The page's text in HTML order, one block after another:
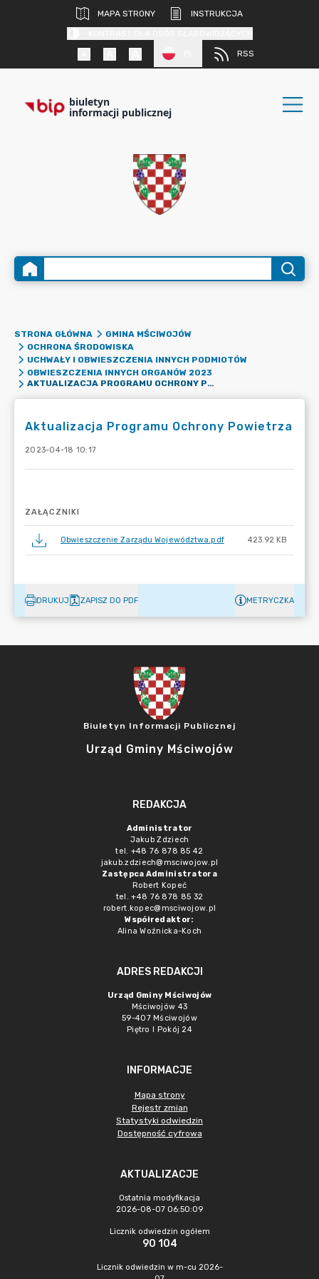
MAPA STRONY
INSTRUKCJA
RSS
biuletyn
informacji publicznej
STRONA GŁÓWNA
GMINA MŚCIWOJÓW
OCHRONA ŚRODOWISKA
UCHWAŁY I OBWIESZCZENIA INNYCH PODMIOTÓW
OBWIESZCZENIA INNYCH ORGANÓW 2023
AKTUALIZACJA PROGRAMU OCHRONY POWIETRZA
Aktualizacja Programu Ochrony Powietrza
2023-04-18 10:17
ZAŁĄCZNIKI
Obwieszczenie Zarządu Województwa.pdf 423.92 KB
DRUKUJ ZAPISZ DO PDF METRYCZKA
Biuletyn Informacji Publicznej
Urząd Gminy Mściwojów
REDAKCJA
Administrator
Jakub Zdziech
tel. +48 76 878 85 42
jakub.zdziech@msciwojow.pl
Zastępca Administratora
Robert Kopeć
tel. +48 76 878 85 32
robert.kopec@msciwojow.pl
Współredaktor:
Alina Woźnicka-Koch
ADRES REDAKCJI
Urząd Gminy Mściwojów
Mściwojów 43
59-407 Mściwojów
Piętro I Pokój 24
INFORMACJE
Mapa strony
Rejestr zmian
Statystyki odwiedzin
Dostępność cyfrowa
AKTUALIZACJE
Ostatnia modyfikacja
2026-08-07 06:50:09
Licznik odwiedzin ogółem
90 104
Licznik odwiedzin w m-cu 2026-